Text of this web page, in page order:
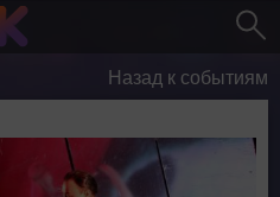
Назад к событиям